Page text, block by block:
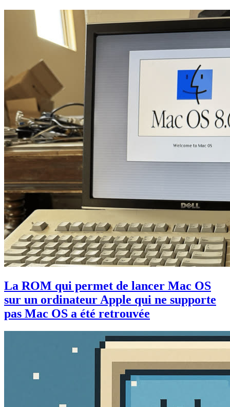
La ROM qui permet de lancer Mac OS
sur un ordinateur Apple qui ne supporte
pas Mac OS a été retrouvée